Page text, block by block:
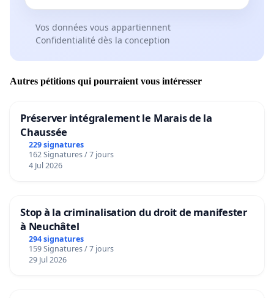
Vos données vous appartiennent
Confidentialité dès la conception
Autres pétitions qui pourraient vous intéresser
Préserver intégralement le Marais de la
Chaussée
229 signatures
162 Signatures / 7 jours
4 Jul 2026
Stop à la criminalisation du droit de manifester
à Neuchâtel
294 signatures
159 Signatures / 7 jours
29 Jul 2026